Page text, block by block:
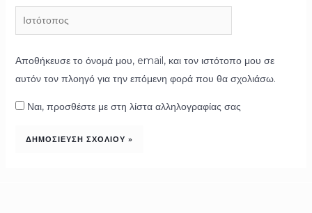
Ιστότοπος
Αποθήκευσε το όνομά μου, email, και τον ιστότοπο μου σε
αυτόν τον πλοηγό για την επόμενη φορά που θα σχολιάσω.
Ναι, προσθέστε με στη λίστα αλληλογραφίας σας